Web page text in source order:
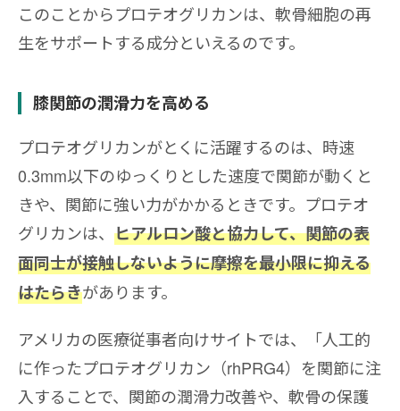
このことからプロテオグリカンは、軟骨細胞の再
生をサポートする成分といえるのです。
膝関節の潤滑力を高める
プロテオグリカンがとくに活躍するのは、時速
0.3mm以下のゆっくりとした速度で関節が動くと
きや、関節に強い力がかかるときです。プロテオ
グリカンは、 ヒアルロン酸と協力して、関節の表
面同士が接触しないように摩擦を最小限に抑える
はたらきがあります。
アメリカの医療従事者向けサイトでは、「人工的
に作ったプロテオグリカン（rhPRG4）を関節に注
入することで、関節の潤滑力改善や、軟骨の保護